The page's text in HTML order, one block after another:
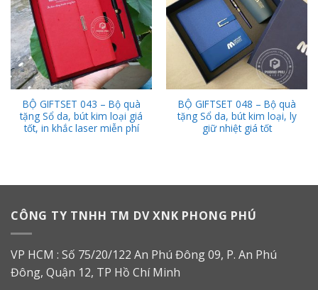
BỘ GIFTSET 043 – Bộ quà
tặng Sổ da, bút kim loại giá
tốt, in khắc laser miễn phí
BỘ GIFTSET 048 – Bộ quà
tặng Sổ da, bút kim loại, ly
giữ nhiệt giá tốt
CÔNG TY TNHH TM DV XNK PHONG PHÚ
VP HCM : Số 75/20/122 An Phú Đông 09, P. An Phú
Đông, Quận 12, TP Hồ Chí Minh